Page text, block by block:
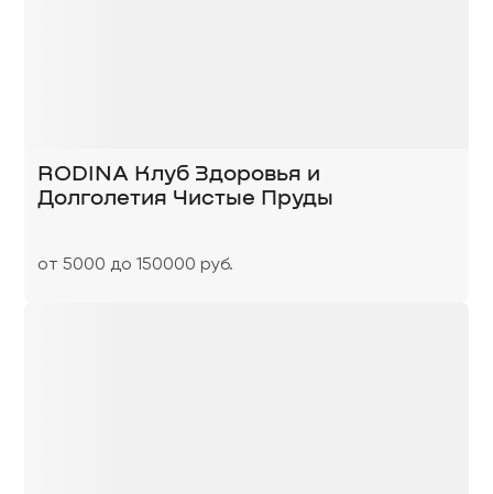
RODINA Клуб Здоровья и
Долголетия Чистые Пруды
от 5000 до 150000 руб.